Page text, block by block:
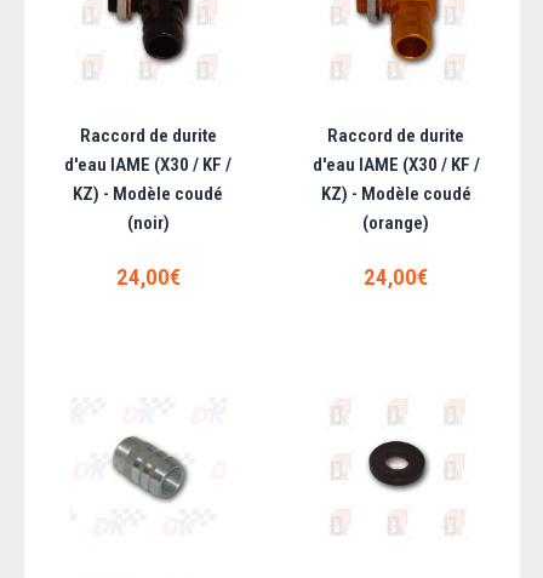
AJOUTER AU PANIER
Ajouter aux articles préférés
Ajouter au comparatif
Joint cuivre pour bouchon moteur IAME
(X30)
Raccord de durite
d'eau IAME (X30 / KF /
KZ) - Modèle coudé
(noir)
24,00€
Raccord de durite
d'eau IAME (X30 / KF /
KZ) - Modèle coudé
(orange)
24,00€